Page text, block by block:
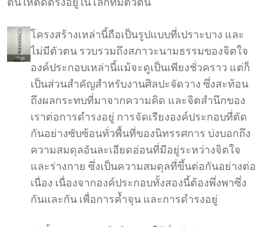
โครงสร้างเหล่านี้ถือเป็นรูปแบบที่เปราะบาง และ
ไม่มีตัวตน รวบรวมถึงสภาวะนามธรรมของจิตใจ
องค์ประกอบเหล่านี้แม้จะดูเป็นเพียงชั่วคราว แต่ก็
เป็นส่วนสำคัญสำหรับงานศิลปะจัดวาง ซึ่งสะท้อน
ถึงผลกระทบที่มาจากความคิด และจิตสำนึกของ
เราต่อการดำรงอยู่ การจัดเรียงองค์ประกอบที่ตัด
กันอย่างซับซ้อนทั่วพื้นที่ของนิทรรศการ บ่งบอกถึง
ความสมดุลอันละเอียดอ่อนที่มีอยู่ระหว่างจิตใจ
และร่างกาย ซึ่งเป็นความสมดุลที่ขึ้นต่อกันอย่างต่อ
เนื่อง เนื่องจากองค์ประกอบทั้งสองนี้ต้องพึ่งพาซึ่ง
กันและกัน เพื่อการค้ำจุน และการดำรงอยู่